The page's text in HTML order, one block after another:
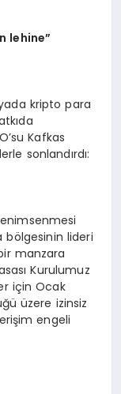
lehine”
kripto para
Kafkas
sonlandırdı:
bölgesinin lideri
manzara
Kurulumuz
için Ocak
üzere izinsiz
engeli